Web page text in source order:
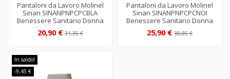
Pantaloni da Lavoro Molinel
Sinan SINANPNPCPCBLA
Benessere Sanitario Donna
20,90 €31,35 €
Pantaloni da Lavoro Molinel
Sinan SINANPNPCPCNOI
Benessere Sanitario Donna
25,90 €38,85 €
In saldo!
-9,45 €